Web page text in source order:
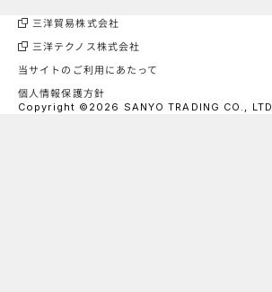
三洋貿易株式会社
三洋テクノス株式会社
当サイトのご利用にあたって
個人情報保護方針
Copyright ©2026 SANYO TRADING CO., LTD